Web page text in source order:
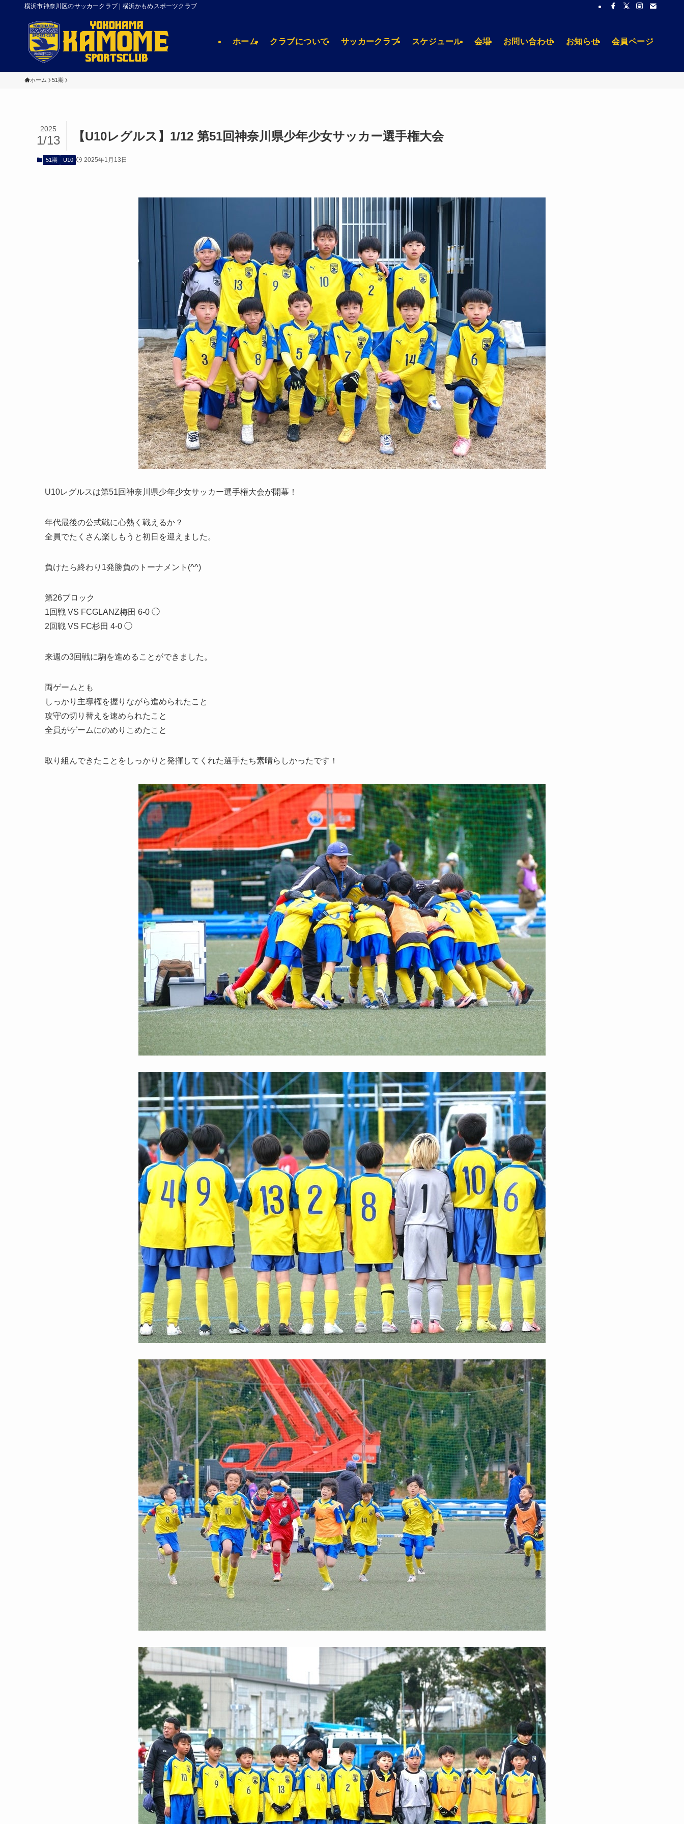
横浜市神奈川区のサッカークラブ | 横浜かもめスポーツクラブ
ホーム クラブについて サッカークラブ スケジュール 会場 お問い合わせ お知らせ 会員ページ
ホーム 51期
【U10レグルス】1/12 第51回神奈川県少年少女サッカー選手権大会
2025
1/13
51期 U10 2025年1月13日
U10レグルスは第51回神奈川県少年少女サッカー選手権大会が開幕！
年代最後の公式戦に心熱く戦えるか？
全員でたくさん楽しもうと初日を迎えました。
負けたら終わり1発勝負のトーナメント(^^)
第26ブロック
1回戦 VS FCGLANZ梅田 6-0 ◯
2回戦 VS FC杉田 4-0 ◯
来週の3回戦に駒を進めることができました。
両ゲームとも
しっかり主導権を握りながら進められたこと
攻守の切り替えを速められたこと
全員がゲームにのめりこめたこと
取り組んできたことをしっかりと発揮してくれた選手たち素晴らしかったです！